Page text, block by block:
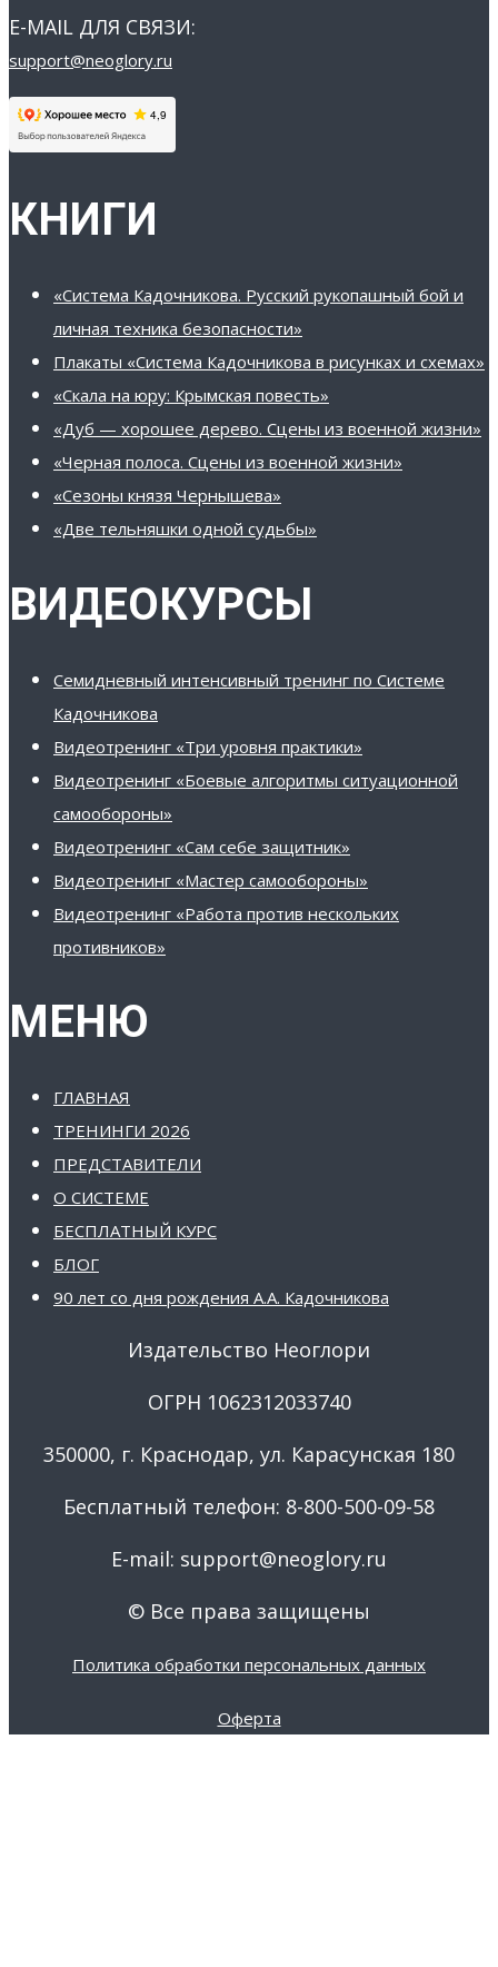
E-MAIL ДЛЯ СВЯЗИ:
support@neoglory.ru
КНИГИ
«Система Кадочникова. Русский рукопашный бой и
личная техника безопасности»
Плакаты «Система Кадочникова в рисунках и схемах»
«Скала на юру: Крымская повесть»
«Дуб — хорошее дерево. Сцены из военной жизни»
«Черная полоса. Сцены из военной жизни»
«Сезоны князя Чернышева»
«Две тельняшки одной судьбы»
ВИДЕОКУРСЫ
Семидневный интенсивный тренинг по Системе
Кадочникова
Видеотренинг «Три уровня практики»
Видеотренинг «Боевые алгоритмы ситуационной
самообороны»
Видеотренинг «Сам себе защитник»
Видеотренинг «Мастер самообороны»
Видеотренинг «Работа против нескольких
противников»
МЕНЮ
ГЛАВНАЯ
ТРЕНИНГИ 2026
ПРЕДСТАВИТЕЛИ
О СИСТЕМЕ
БЕСПЛАТНЫЙ КУРС
БЛОГ
90 лет со дня рождения А.А. Кадочникова
Издательство Неоглори
ОГРН 1062312033740
350000, г. Краснодар, ул. Карасунская 180
Бесплатный телефон: 8-800-500-09-58
E-mail: support@neoglory.ru
© Все права защищены
Политика обработки персональных данных
Оферта